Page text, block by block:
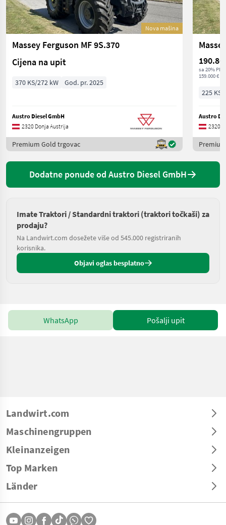
Nova mašina
Massey Ferguson MF 9S.370
Cijena na upit
370 KS/272 kW God. pr. 2025
Austro Diesel GmbH
2320 Donja Austrija
Premium Gold trgovac
sa 20%
159.000 €
225 KS/
Austro
2320
Dodatne ponude od Austro Diesel GmbH
Imate Traktori / Standardni traktori (traktori točkaši) za
prodaju?
Na Landwirt.com dosežete više od 545.000 registriranih
korisnika.
Objavi oglas besplatno
WhatsApp Pošalji upit
Landwirt.com
Maschinengruppen
Kleinanzeigen
Top Marken
Länder